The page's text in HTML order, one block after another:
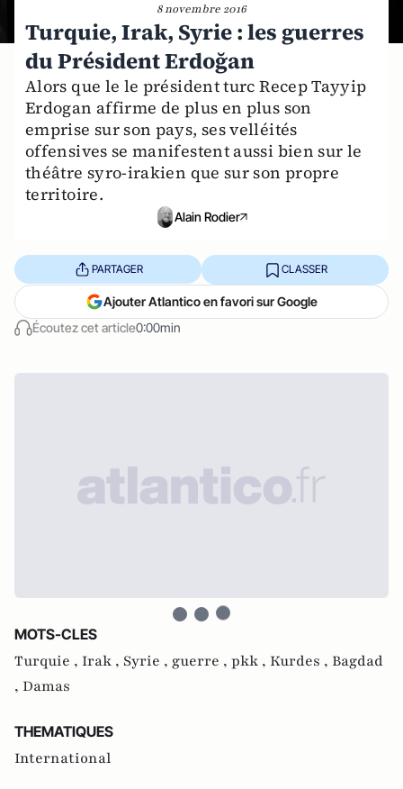
8 novembre 2016
Turquie, Irak, Syrie : les guerres
du Président Erdoğan
Alors que le le président turc Recep Tayyip
Erdogan affirme de plus en plus son
emprise sur son pays, ses velléités
offensives se manifestent aussi bien sur le
théâtre syro-irakien que sur son propre
territoire.
Alain Rodier
Écoutez cet article0:00min
PARTAGER CLASSER
Ajouter Atlantico en favori sur Google
MOTS-CLES
Turquie , Irak , Syrie , guerre , pkk , Kurdes , Bagdad
, Damas
THEMATIQUES
International